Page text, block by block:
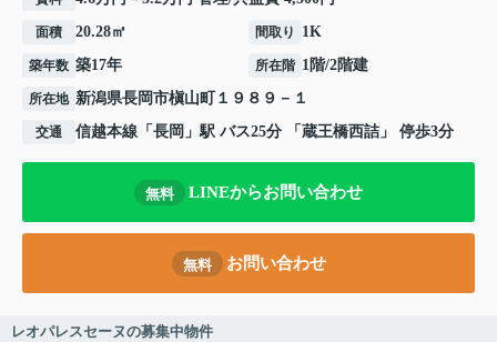
面積 20.28㎡ 間取り 1K
築年数 築17年 所在階 1階/2階建
所在地 新潟県長岡市槇山町 １９８９－１
交通 信越本線 「 長岡 」駅 バス25分 「蔵王橋西詰」 停歩3分
無料 LINEからお問い合わせ
無料 お問い合わせ
レオパレスセーヌの募集中物件